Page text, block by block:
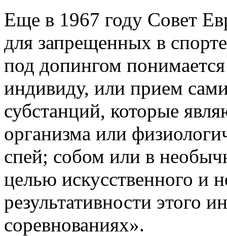
Еще в 1967 году Совет
для запрещенных в
под допингом
индивиду, или прием
субстанций, которые
организма или
спей; собом или в
целью искусственного и
результативности этого
соревнованиях».